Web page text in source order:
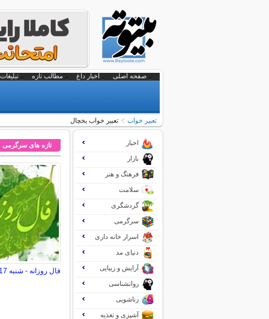
صفحه اصلی اخبار داغ مطالب تازه
تعبير خواب تعبیر خواب یخچال
تازه های سرگرمی
فال روزانه - شنبه 17 مرداد 1405
اخبار
بازار
فرهنگ و هنر
سلامت
گردشگری
سرگرمی
اسرار خانه داری
دنیای مد
آرایش و زیبایی
روانشناسی
زناشویی
آشپزی و تغذیه